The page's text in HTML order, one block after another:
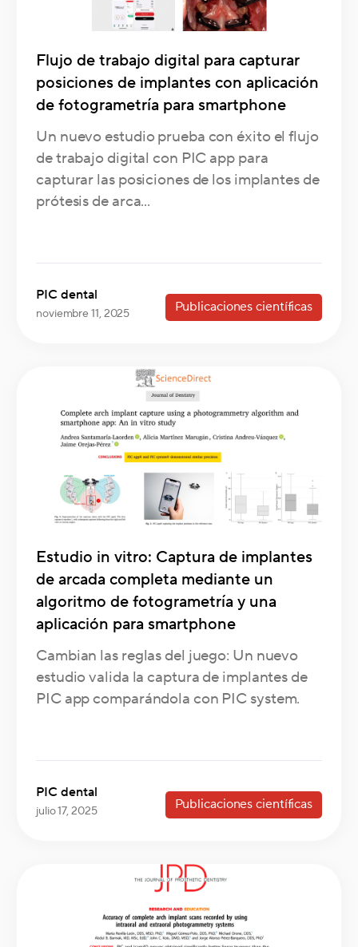
Flujo de trabajo digital para capturar
posiciones de implantes con aplicación
de fotogrametría para smartphone
Un nuevo estudio prueba con éxito el flujo
de trabajo digital con PIC app para
capturar las posiciones de los implantes de
prótesis de arca...
PIC dental
noviembre 11, 2025 Publicaciones científicas
Estudio in vitro: Captura de implantes
de arcada completa mediante un
algoritmo de fotogrametría y una
aplicación para smartphone
Cambian las reglas del juego: Un nuevo
estudio valida la captura de implantes de
PIC app comparándola con PIC system.
PIC dental
julio 17, 2025 Publicaciones científicas